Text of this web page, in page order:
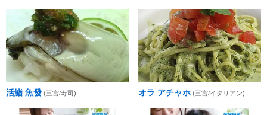
活鮨 魚發 (三宮/寿司) オラ アチャホ (三宮/イタリアン)